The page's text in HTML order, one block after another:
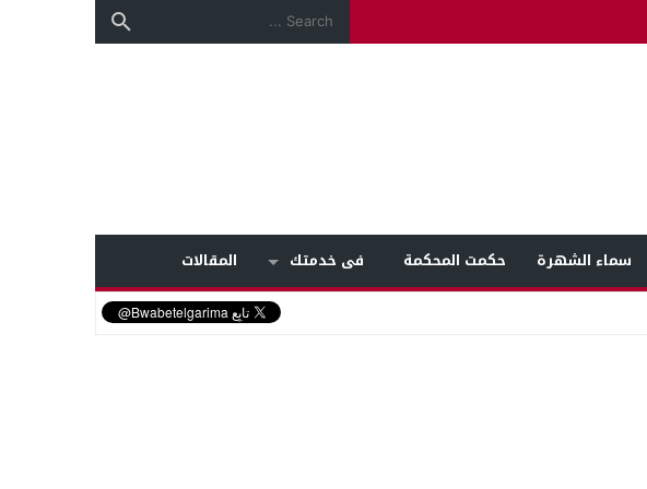
سماء الشهرة حكمت المحكمة فى خدمتك
المقالات